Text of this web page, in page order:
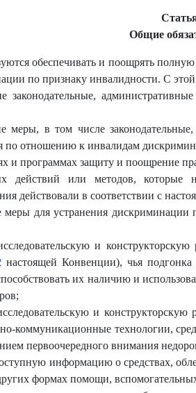
Общие
обеспечивать и поощрять
по признаку инвалидности. С этой
законодательные,
меры, в том числе
по отношению к инвалидам
и программах защиту и поощрение
действий или методов, которые
действовали в соответствии с
для устранения
и конструкторскую
настоящей Конвенции), чья
их наличию и
и
коммуникационные технологии,
первоочередного внимания
информацию о средствах,
формах помощи,